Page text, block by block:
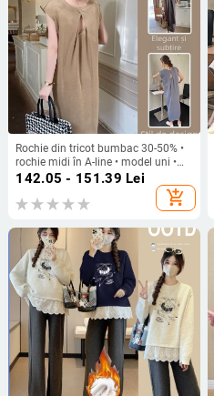
Rochie din tricot bumbac 30-50% •
rochie midi în A-line • model uni •
decolteu rotund • mânecă 3/4
142.05 - 151.39 Lei
add_shopping_cart